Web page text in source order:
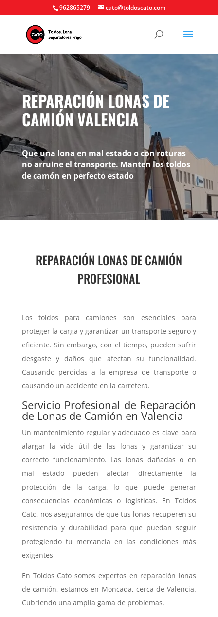
962865279 cato@toldoscato.com
REPARACIÓN LONAS DE
CAMIÓN VALENCIA
Que una lona en mal estado o con roturas
no arruine el transporte. Manten los toldos
de camón en perfecto estado
REPARACIÓN LONAS DE CAMIÓN
PROFESIONAL
Los toldos para camiones son esenciales para
proteger la carga y garantizar un transporte seguro y
eficiente. Sin embargo, con el tiempo, pueden sufrir
desgaste y daños que afectan su funcionalidad.
Causando perdidas a la empresa de transporte o
causando un accidente en la carretera.
Servicio Profesional de Reparación
de Lonas de Camión en Valencia
Un mantenimiento regular y adecuado es clave para
alargar la vida útil de las lonas y garantizar su
correcto funcionamiento. Las lonas dañadas o en
mal estado pueden afectar directamente la
protección de la carga, lo que puede generar
consecuencias económicas o logísticas. En Toldos
Cato, nos aseguramos de que tus lonas recuperen su
resistencia y durabilidad para que puedan seguir
protegiendo tu mercancía en las condiciones más
exigentes.
En Toldos Cato somos expertos en reparación lonas
de camión, estamos en Moncada, cerca de Valencia.
Cubriendo una amplia gama de problemas.